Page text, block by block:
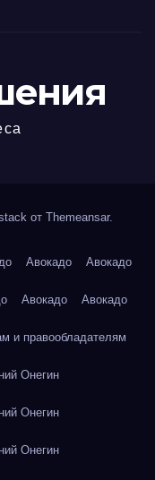
от Themeansar.
Авокадо Авокадо
Авокадо Авокадо
и правообладателям
Онегин
Онегин
Онегин